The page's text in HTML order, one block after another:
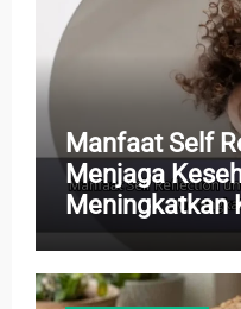
Manfaat Self
Menjaga
Meningkatkan